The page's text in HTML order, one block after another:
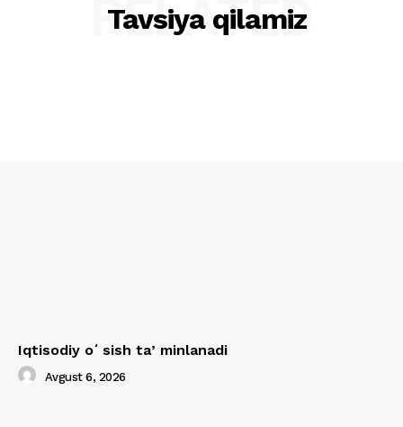
Tavsiya qilamiz
RELATED
Iqtisodiy oʻsish taʼminlanadi
Avgust 6, 2026